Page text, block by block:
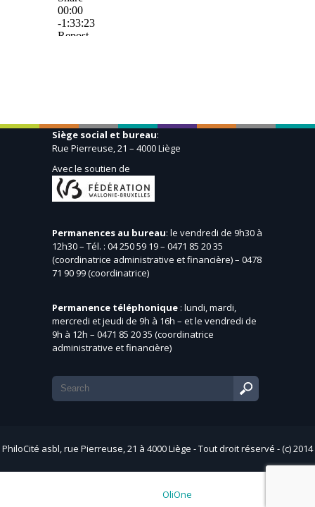
Siège social et bureau:
Rue Pierreuse, 21 – 4000 Liège
Avec le soutien de
Permanences au bureau: le vendredi de 9h30 à
12h30 – Tél. : 04 250 59 19 – 0471 85 20 35
(coordinatrice administrative et financière) – 0478
71 90 99 (coordinatrice)
Permanence téléphonique : lundi, mardi,
mercredi et jeudi de 9h à 16h – et le vendredi de
9h à 12h – 0471 85 20 35 (coordinatrice
administrative et financière)
PhiloCité asbl, rue Pierreuse, 21 à 4000 Liège - Tout droit réservé - (c) 2014
OliOne